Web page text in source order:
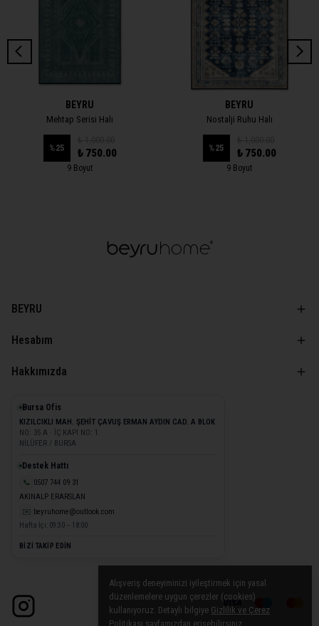
Alışveriş deneyiminizi iyileştirmek için yasal
düzenlemelere uygun çerezler (cookies)
kullanıyoruz. Detaylı bilgiye Gizlilik ve Çerez
Politikası sayfamızdan erişebilirsiniz.
BEYRU
Mehtap Serisi Halı
%25 ₺ 750.00
9 Boyut
BEYRU
Nostalji Ruhu Halı
%25 ₺ 750.00
9 Boyut
BEYRU
Hesabım
Hakkımızda
Bursa Ofis
KIZILCIKLI MAH. ŞEHİT ÇAVUŞ ERMAN AYDIN CAD. A BLOK
NO: 35 A · İÇ KAPI NO: 1
NİLÜFER / BURSA
Destek Hattı
📞 0507 744 09 31
AKINALP ERARSLAN
✉️ beyruhome@outlook.com
Hafta İçi: 09:30 – 18:00
BİZİ TAKİP EDİN